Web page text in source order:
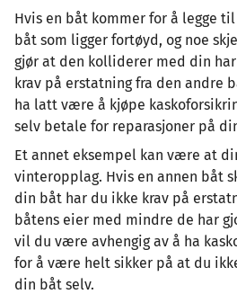
Hvis en båt kommer for å legge
båt som ligger fortøyd, og noe
gjør at den kolliderer med din
krav på erstatning fra den andre
ha latt være å kjøpe
selv betale for reparasjoner på
Et annet eksempel kan være at
vinteropplag. Hvis en annen båt
din båt har du ikke krav på
båtens eier med mindre de har
vil du være avhengig av å ha
for å være helt sikker på at du
din båt selv.